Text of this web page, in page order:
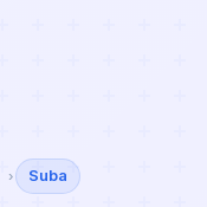
› Suba